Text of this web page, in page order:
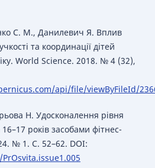
С. М., Данилевич Я. Вплив
та координації дітей
World Science. 2018. № 4 (32),
api/file/viewByFileId/
Н. Удосконалення рівня
років засобами фітнес-
№ 1. С. 52–62. DOI: